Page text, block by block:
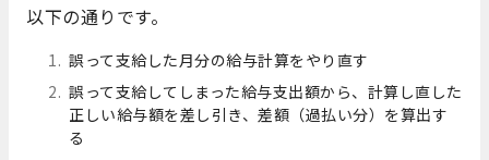
以下の通りです。
誤って支給した月分の給与計算をやり直す
誤って支給してしまった給与支出額から、計算し直した
正しい給与額を差し引き、差額（過払い分）を算出す
る